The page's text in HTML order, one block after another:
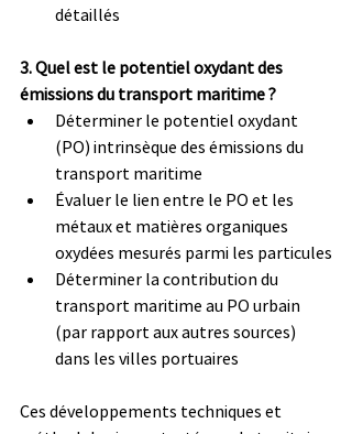
détaillés
3. Quel est le potentiel oxydant des
émissions du transport maritime ?
Déterminer le potentiel oxydant
(PO) intrinsèque des émissions du
transport maritime
Évaluer le lien entre le PO et les
métaux et matières organiques
oxydées mesurés parmi les particules
Déterminer la contribution du
transport maritime au PO urbain
(par rapport aux autres sources)
dans les villes portuaires
Ces développements techniques et